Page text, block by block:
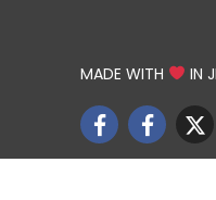
MADE WITH IN